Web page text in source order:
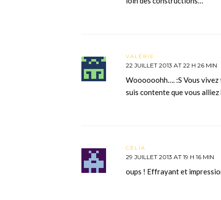
VALÉRIE
22 JUILLET 2013 AT 22 H 26 MIN
Woooooohh…. :S Vous vivez
suis contente que vous
CÉLIA
29 JUILLET 2013 AT 19 H 16 MIN
oups ! Effrayant et